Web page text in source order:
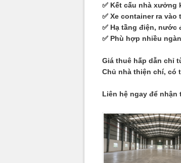
✅ Kết cấu nhà xưởng
✅ Xe container ra vào
✅ Hạ tầng điện, nước
✅ Phù hợp nhiều
Giá thuê hấp dẫn chỉ t
Chủ nhà thiện chí, có
Liên hệ ngay để nhận